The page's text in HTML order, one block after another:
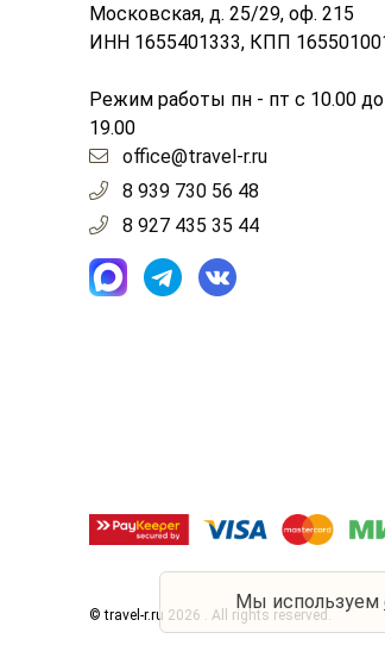
Московская, д. 25/29, оф. 215
ИНН 1655401333, КПП
Режим работы пн - пт с 10.00 до
19.00
office@travel-r.ru
8 939 730 56 48
8 927 435 35 44
© travel-r.ru 2026 . All rights reserved.
Мы используем